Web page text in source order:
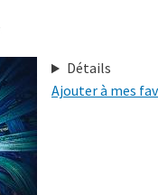
Détails
Ajouter à mes